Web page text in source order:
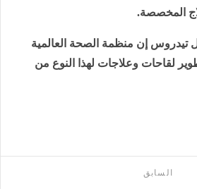
المخصصة.
تيدروس إن منظمة الصحة العالمية
لقاحات وعلاجات لهذا النوع من
السابق